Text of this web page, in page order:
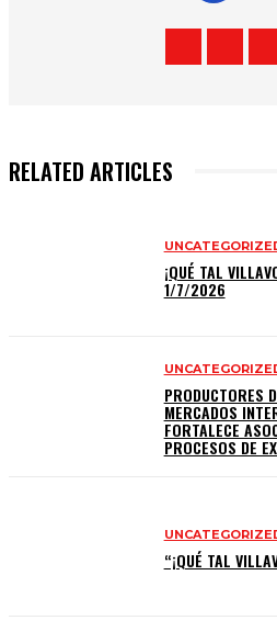
RELATED ARTICLES
¡QUÉ TAL
1/7/2026
PRODUCTORES
MERCADOS
FORTALECE
PROCESOS DE
“¡QUÉ TAL